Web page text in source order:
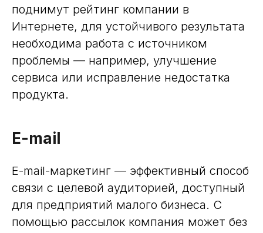
поднимут рейтинг компании в
Интернете, для устойчивого результата
необходима работа с источником
проблемы — например, улучшение
сервиса или исправление недостатка
продукта.
E-mail
E-mail-маркетинг — эффективный способ
связи с целевой аудиторией, доступный
для предприятий малого бизнеса. С
помощью рассылок компания может без